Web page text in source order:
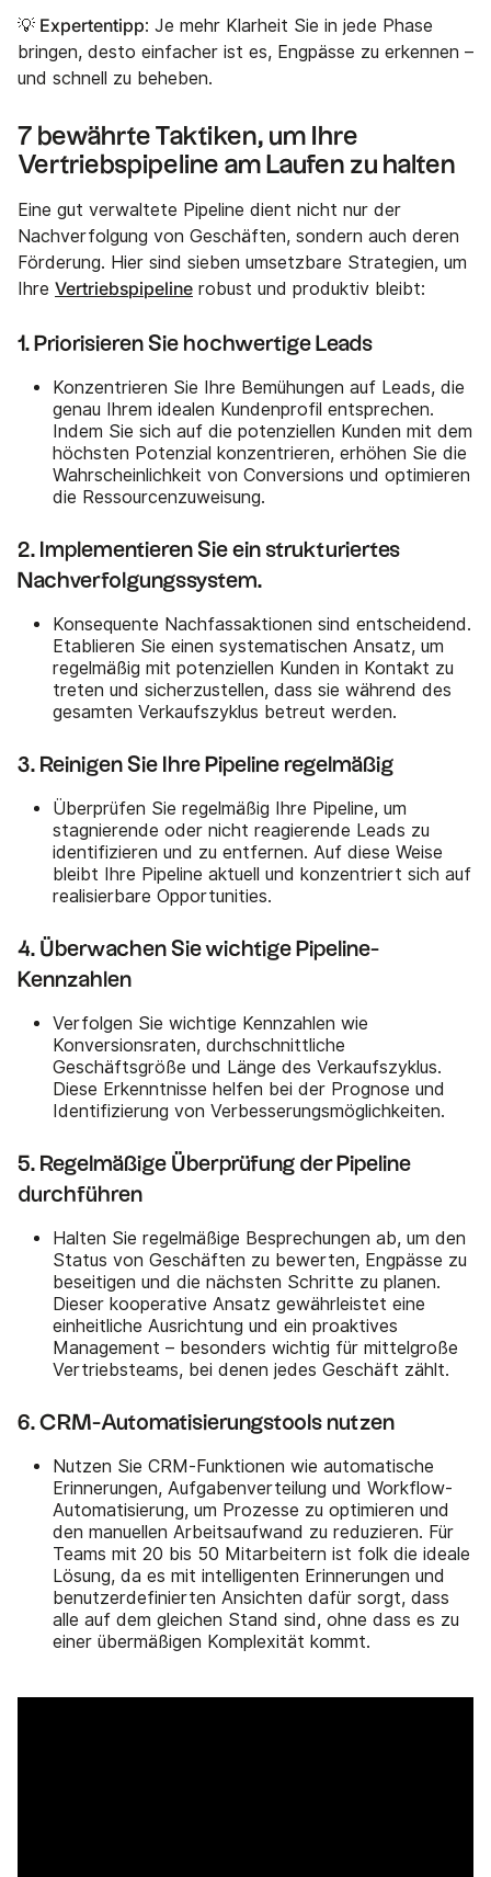
💡 Expertentipp: Je mehr Klarheit Sie in jede Phase
bringen, desto einfacher ist es, Engpässe zu erkennen –
und schnell zu beheben.
7 bewährte Taktiken, um Ihre
Vertriebspipeline am Laufen zu halten
Eine gut verwaltete Pipeline dient nicht nur der
Nachverfolgung von Geschäften, sondern auch deren
Förderung. Hier sind sieben umsetzbare Strategien, um
Ihre Vertriebspipeline robust und produktiv bleibt:
1. Priorisieren Sie hochwertige Leads
Konzentrieren Sie Ihre Bemühungen auf Leads, die
genau Ihrem idealen Kundenprofil entsprechen.
Indem Sie sich auf die potenziellen Kunden mit dem
höchsten Potenzial konzentrieren, erhöhen Sie die
Wahrscheinlichkeit von Conversions und optimieren
die Ressourcenzuweisung.
2. Implementieren Sie ein strukturiertes
Nachverfolgungssystem.
Konsequente Nachfassaktionen sind entscheidend.
Etablieren Sie einen systematischen Ansatz, um
regelmäßig mit potenziellen Kunden in Kontakt zu
treten und sicherzustellen, dass sie während des
gesamten Verkaufszyklus betreut werden.
3. Reinigen Sie Ihre Pipeline regelmäßig
Überprüfen Sie regelmäßig Ihre Pipeline, um
stagnierende oder nicht reagierende Leads zu
identifizieren und zu entfernen. Auf diese Weise
bleibt Ihre Pipeline aktuell und konzentriert sich auf
realisierbare Opportunities.
4. Überwachen Sie wichtige Pipeline-
Kennzahlen
Verfolgen Sie wichtige Kennzahlen wie
Konversionsraten, durchschnittliche
Geschäftsgröße und Länge des Verkaufszyklus.
Diese Erkenntnisse helfen bei der Prognose und
Identifizierung von Verbesserungsmöglichkeiten.
5. Regelmäßige Überprüfung der Pipeline
durchführen
Halten Sie regelmäßige Besprechungen ab, um den
Status von Geschäften zu bewerten, Engpässe zu
beseitigen und die nächsten Schritte zu planen.
Dieser kooperative Ansatz gewährleistet eine
einheitliche Ausrichtung und ein proaktives
Management – besonders wichtig für mittelgroße
Vertriebsteams, bei denen jedes Geschäft zählt.
6. CRM-Automatisierungstools nutzen
Nutzen Sie CRM-Funktionen wie automatische
Erinnerungen, Aufgabenverteilung und Workflow-
Automatisierung, um Prozesse zu optimieren und
den manuellen Arbeitsaufwand zu reduzieren. Für
Teams mit 20 bis 50 Mitarbeitern ist folk die ideale
Lösung, da es mit intelligenten Erinnerungen und
benutzerdefinierten Ansichten dafür sorgt, dass
alle auf dem gleichen Stand sind, ohne dass es zu
einer übermäßigen Komplexität kommt.